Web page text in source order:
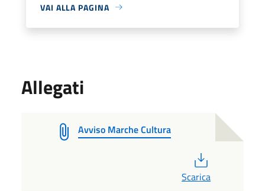
VAI ALLA PAGINA
Allegati
Avviso Marche Cultura
Scarica